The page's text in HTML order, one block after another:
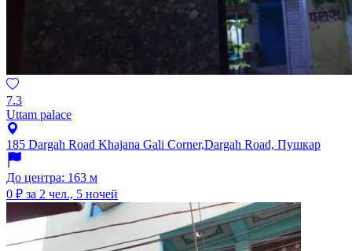
7.3
Uttam palace
185 Dargah Road Khajana Gali Corner,Dargah Road, Пушкар
До центра: 163 м
0 ₽ за 2 чел., 5 ночей